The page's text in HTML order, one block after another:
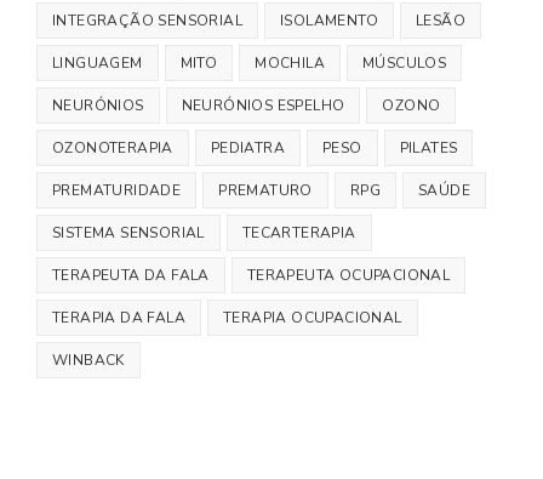
INTEGRAÇÃO SENSORIAL ISOLAMENTO LESÃO
LINGUAGEM MITO MOCHILA MÚSCULOS
NEURÓNIOS NEURÓNIOS ESPELHO OZONO
OZONOTERAPIA PEDIATRA PESO PILATES
PREMATURIDADE PREMATURO RPG SAÚDE
SISTEMA SENSORIAL TECARTERAPIA
TERAPEUTA DA FALA TERAPEUTA OCUPACIONAL
TERAPIA DA FALA TERAPIA OCUPACIONAL
WINBACK